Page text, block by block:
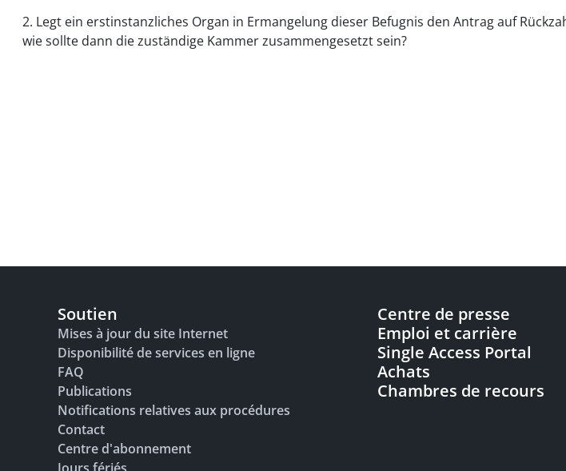
2. Legt ein erstinstanzliches Organ in Ermangelung dieser Befugnis den Antrag auf
wie sollte dann die zuständige Kammer zusammengesetzt sein?
Soutien
Mises à jour du site Internet
Disponibilité de services en ligne
FAQ
Publications
Notifications relatives aux procédures
Contact
Centre d'abonnement
Centre de presse
Emploi et carrière
Single Access Portal
Achats
Chambres de recours